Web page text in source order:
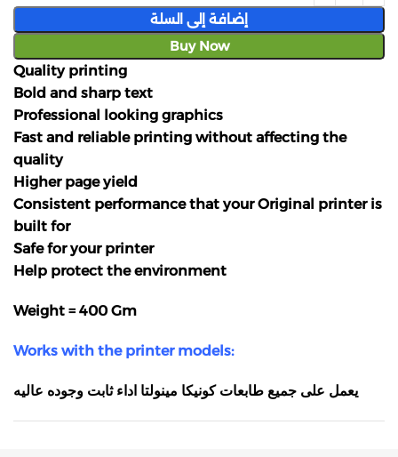
إضافة إلى السلة
Buy Now
Quality printing
Bold and sharp text
Professional looking graphics
Fast and reliable printing without affecting the
quality
Higher page yield
Consistent performance that your Original printer is
built for
Safe for your printer
Help protect the environment
Weight = 400 Gm
Works with the printer models:
يعمل على جميع طابعات كونيكا مينولتا اداء ثابت وجوده عاليه